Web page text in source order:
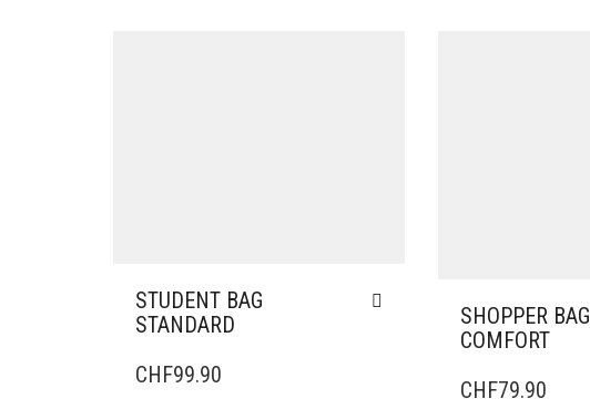
STUDENT BAG
STANDARD
CHF99.90
SHOPPER BAG
COMFORT
CHF79.90